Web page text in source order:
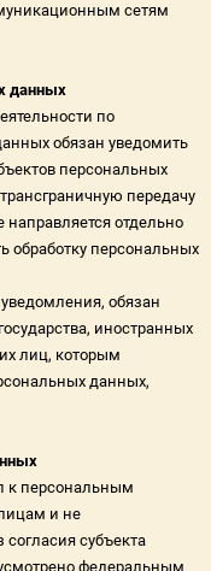
сетям
данных
по
обязан уведомить
персональных
передачу
отдельно
обработку персональных
обязан
иностранных
лиц, которым
данных,
к персональным
и не
субъекта
федеральным